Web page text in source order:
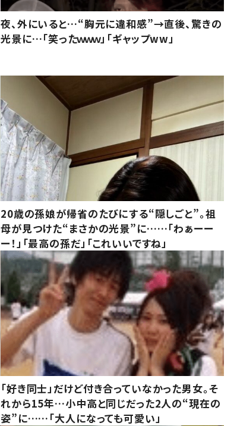
夜、外にいると…“胸元に違和感”→直後、驚きの
光景に…「笑ったｗｗｗ」「ギャップww」
20歳の孫娘が帰省のたびにする“隠しごと”。祖
母が見つけた“まさかの光景”に……「わぁーー
ー！」「最高の孫だ」「これいいですね」
「好き同士」だけど付き合っていなかった男女。そ
れから15年…小中高と同じだった2人の“現在の
姿”に……「大人になっても可愛い」